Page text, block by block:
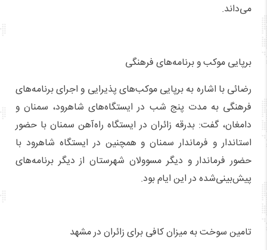
می‌داند.
برپایی موکب و برنامه‌های فرهنگی
رضائی با اشاره به برپایی موکب‌های پذیرایی و اجرای برنامه‌های
فرهنگی به مدت پنج شب در ایستگاه‌های شاهرود، سمنان و
دامغان، گفت: بدرقه زائران در ایستگاه راه‌آهن سمنان با حضور
استاندار و فرماندار سمنان و همچنین در ایستگاه شاهرود با
حضور فرماندار و دیگر مسوولان شهرستان از دیگر برنامه‌های
پیش‌بینی‌شده در این ایام بود.
تامین سوخت به میزان کافی برای زائران در مشهد